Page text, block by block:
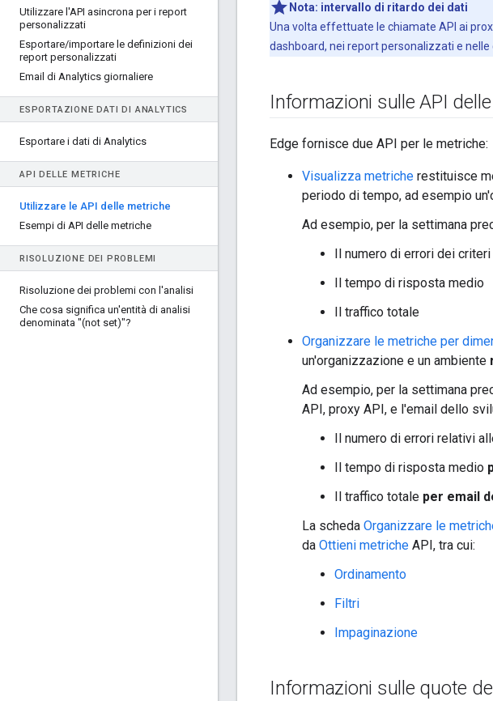
Utilizzare l'API asincrona per i report
personalizzati
Esportare/importare le definizioni dei
report personalizzati
Email di Analytics giornaliere
ESPORTAZIONE DATI DI ANALYTICS
Esportare i dati di Analytics
API DELLE METRICHE
Utilizzare le API delle metriche
Esempi di API delle metriche
RISOLUZIONE DEI PROBLEMI
Risoluzione dei problemi con l'analisi
Che cosa significa un'entità di analisi
denominata "(not set)"?
Nota: intervallo di ritardo dei dati
Una volta effettuate le chiamate API ai
dashboard, nei report personalizzati e nelle
Informazioni sulle API
Edge fornisce due API per le metriche:
Visualizza metriche restituisce
periodo di tempo, ad esempio
Ad esempio, per la settimana
Il numero di errori dei criteri
Il tempo di risposta medio
Il traffico totale
Organizzare le metriche per
un'organizzazione e un ambiente
Ad esempio, per la settimana
API, proxy API, e l'email dello
Il numero di errori relativi
Il tempo di risposta medio
Il traffico totale per email
La scheda Organizzare le
da Ottieni metriche API, tra cui:
Ordinamento
Filtri
Impaginazione
Informazioni sulle quote